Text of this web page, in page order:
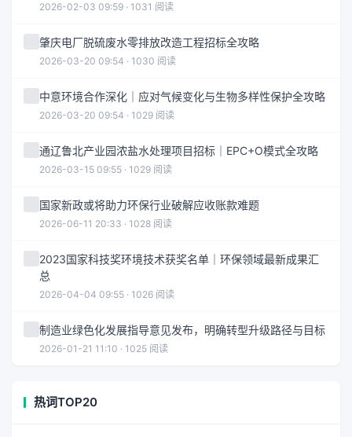
2026-02-03 09:59 · 1031 阅读
肇庆电厂脱硫废水零排放改造工程招标全攻略
2026-03-20 09:54 · 1030 阅读
中意环境合作深化｜应对气候变化与生物多样性保护全攻略
2026-03-20 09:54 · 1029 阅读
通辽鲁北产业园浓盐水处理项目招标｜EPC+O模式全攻略
2026-03-15 09:55 · 1029 阅读
国家新政或将助力环保行业破解应收账款难题
2026-06-11 20:33 · 1028 阅读
2023国家科技奖环境技术获奖名单｜环保领域最新成果汇
总
2026-04-04 09:55 · 1026 阅读
制造业绿色化发展指导意见发布，明确转型升级路径与目标
2026-01-21 11:10 · 1025 阅读
热词TOP20